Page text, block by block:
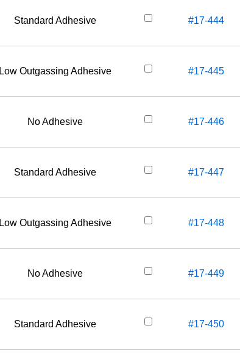
Standard Adhesive #17-444
Low Outgassing Adhesive #17-445
No Adhesive #17-446
Standard Adhesive #17-447
Low Outgassing Adhesive #17-448
No Adhesive #17-449
Standard Adhesive #17-450